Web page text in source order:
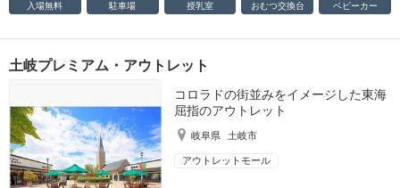
入場無料 駐車場 授乳室 おむつ交換台 ベビーカー
土岐プレミアム・アウトレット
コロラドの街並みをイメージした東海
屈指のアウトレット
岐阜県 土岐市
アウトレットモール